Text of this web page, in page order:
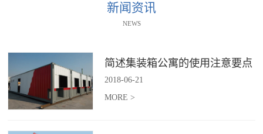
新闻资讯
NEWS
简述集装箱公寓的使用注意要点
2018-06-21
MORE >